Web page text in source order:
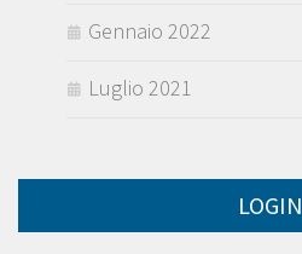
Gennaio 2022
Luglio 2021
LOGIN